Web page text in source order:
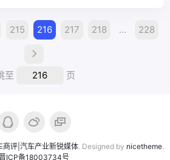
215 216 217 218 … 228
至 页
商评|汽车产业新锐媒体. Designed by nicetheme.
ICP备18003734号